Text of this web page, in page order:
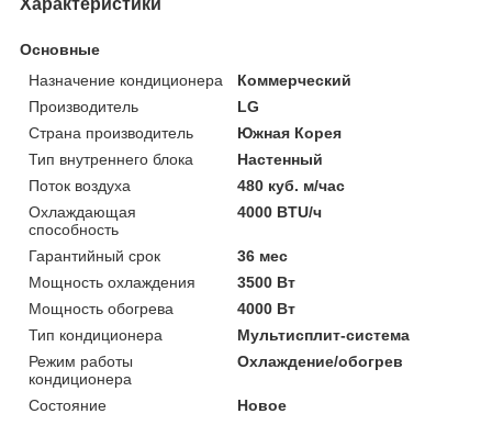
Основные
Назначение кондиционера
Коммерческий
Производитель
LG
Страна производитель
Южная Корея
Тип внутреннего блока
Настенный
Поток воздуха
480 куб. м/час
Охлаждающая
способность
4000 BTU/ч
Гарантийный срок
36 мес
Мощность охлаждения
3500 Вт
Мощность обогрева
4000 Вт
Тип кондиционера
Мультисплит-система
Режим работы
кондиционера
Охлаждение/обогрев
Состояние
Новое